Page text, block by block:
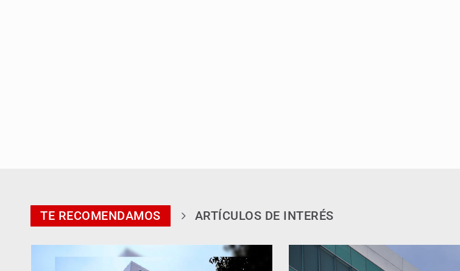
TE RECOMENDAMOS ARTÍCULOS DE INTERÉS